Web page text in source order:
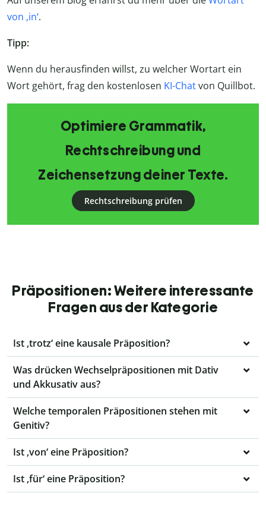
von ‚in‘.
Tipp:
Wenn du herausfinden willst, zu welcher Wortart ein
Wort gehört, frag den kostenlosen KI-Chatvon Quillbot.
Optimiere Grammatik,
Rechtschreibung und
Zeichensetzung deiner Texte.
Rechtschreibung prüfen
Präpositionen: Weitere interessante
Fragen aus der Kategorie
Ist ‚trotz‘ eine kausale Präposition?
Was drücken Wechselpräpositionen mit Dativ
und Akkusativ aus?
Welche temporalen Präpositionen stehen mit
Genitiv?
Ist ‚von‘ eine Präposition?
Ist ‚für‘ eine Präposition?